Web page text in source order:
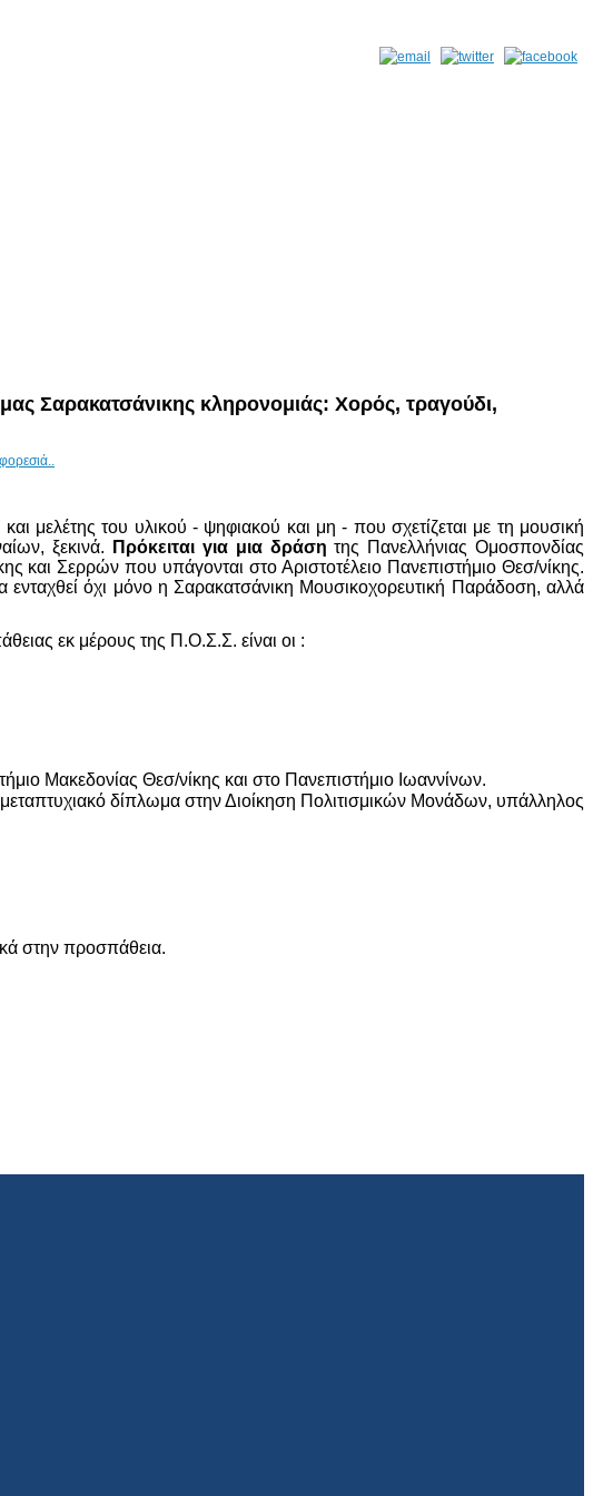
Σαρακατσάνικης κληρονομιάς: Χορός, τραγούδι,
μελέτης του υλικού - ψηφιακού και μη - που σχετίζεται με τη μουσική
ξεκινά.
Πρόκειται για μια δράση της Πανελλήνιας Ομοσπονδίας
Σερρών που υπάγονται στο Αριστοτέλειο Πανεπιστήμιο Θεσ/νίκης.
ενταχθεί όχι μόνο η Σαρακατσάνικη Μουσικοχορευτική Παράδοση, αλλά
εκ μέρους της Π.Ο.Σ.Σ. είναι οι :
Μακεδονίας Θεσ/νίκης και στο Πανεπιστήμιο Ιωαννίνων.
δίπλωμα στην Διοίκηση Πολιτισμικών Μονάδων, υπάλληλος
στην προσπάθεια.